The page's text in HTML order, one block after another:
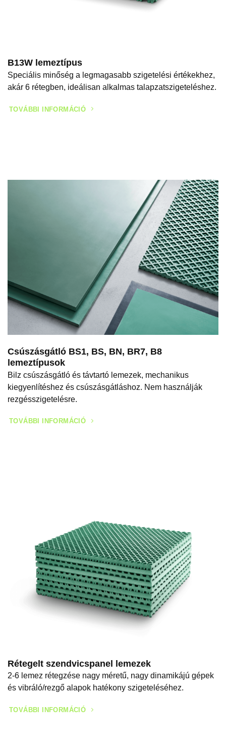
B13W lemeztípus
Speciális minőség a legmagasabb szigetelési értékekhez,
akár 6 rétegben, ideálisan alkalmas talapzatszigeteléshez.
TOVÁBBI INFORMÁCIÓ
Csúszásgátló BS1, BS, BN, BR7, B8
lemeztípusok
Bilz csúszásgátló és távtartó lemezek, mechanikus
kiegyenlítéshez és csúszásgátláshoz. Nem használják
rezgésszigetelésre.
TOVÁBBI INFORMÁCIÓ
Rétegelt szendvicspanel lemezek
2-6 lemez rétegzése nagy méretű, nagy dinamikájú gépek
és vibráló/rezgő alapok hatékony szigeteléséhez.
TOVÁBBI INFORMÁCIÓ